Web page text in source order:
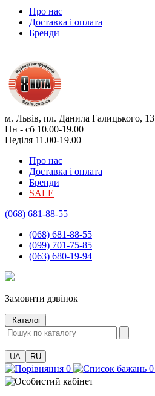
Про нас
Доставка і оплата
Бренди
м. Львів, пл. Данила Галицького, 13
Пн - сб 10.00-19.00
Неділя 11.00-19.00
Про нас
Доставка і оплата
Бренди
SALE
(068) 681-88-55
(068) 681-88-55
(099) 701-75-85
(063) 680-19-94
Замовити дзвінок
Каталог
UA RU
0 0